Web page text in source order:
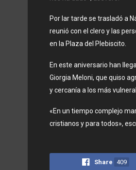
Por lar tarde se trasladó a
reunió con el clero y las
en la Plaza del Plebiscito.
En este aniversario han
Giorgia Meloni, que quiso
y cercanía a los más
«En un tiempo complejo
cristianos y para todos»,
Share 409